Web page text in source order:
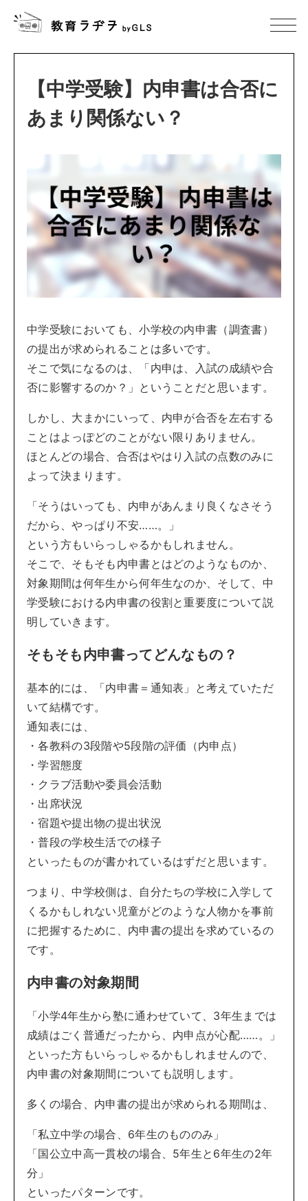
【中学受験】内申書は合否に
あまり関係ない？
中学受験においても、小学校の内申書（調査書）
の提出が求められることは多いです。
そこで気になるのは、「内申は、入試の成績や合
否に影響するのか？」ということだと思います。
しかし、大まかにいって、内申が合否を左右する
ことはよっぽどのことがない限りありません。
ほとんどの場合、合否はやはり入試の点数のみに
よって決まります。
「そうはいっても、内申があんまり良くなさそう
だから、やっぱり不安……。」
という方もいらっしゃるかもしれません。
そこで、そもそも内申書とはどのようなものか、
対象期間は何年生から何年生なのか、そして、中
学受験における内申書の役割と重要度について説
明していきます。
そもそも内申書ってどんなもの？
基本的には、「内申書＝通知表」と考えていただ
いて結構です。
通知表には、
・各教科の3段階や5段階の評価（内申点）
・学習態度
・クラブ活動や委員会活動
・出席状況
・宿題や提出物の提出状況
・普段の学校生活での様子
といったものが書かれているはずだと思います。
つまり、中学校側は、自分たちの学校に入学して
くるかもしれない児童がどのような人物かを事前
に把握するために、内申書の提出を求めているの
です。
内申書の対象期間
「小学4年生から塾に通わせていて、3年生までは
成績はごく普通だったから、内申点が心配……。」
といった方もいらっしゃるかもしれませんので、
内申書の対象期間についても説明します。
多くの場合、内申書の提出が求められる期間は、
「私立中学の場合、6年生のもののみ」
「国公立中高一貫校の場合、5年生と6年生の2年
分」
といったパターンです。